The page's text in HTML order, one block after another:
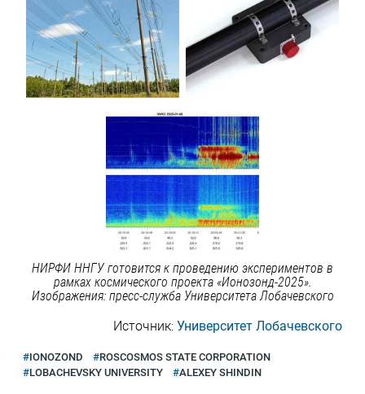
НИРФИ ННГУ готовится к проведению экспериментов в
рамках космического проекта «Ионозонд-2025».
Изображения: пресс-служба Университета Лобачевского
Источник:Университет Лобачевского
IONOZOND
ROSCOSMOS STATE CORPORATION
LOBACHEVSKY UNIVERSITY
ALEXEY SHINDIN